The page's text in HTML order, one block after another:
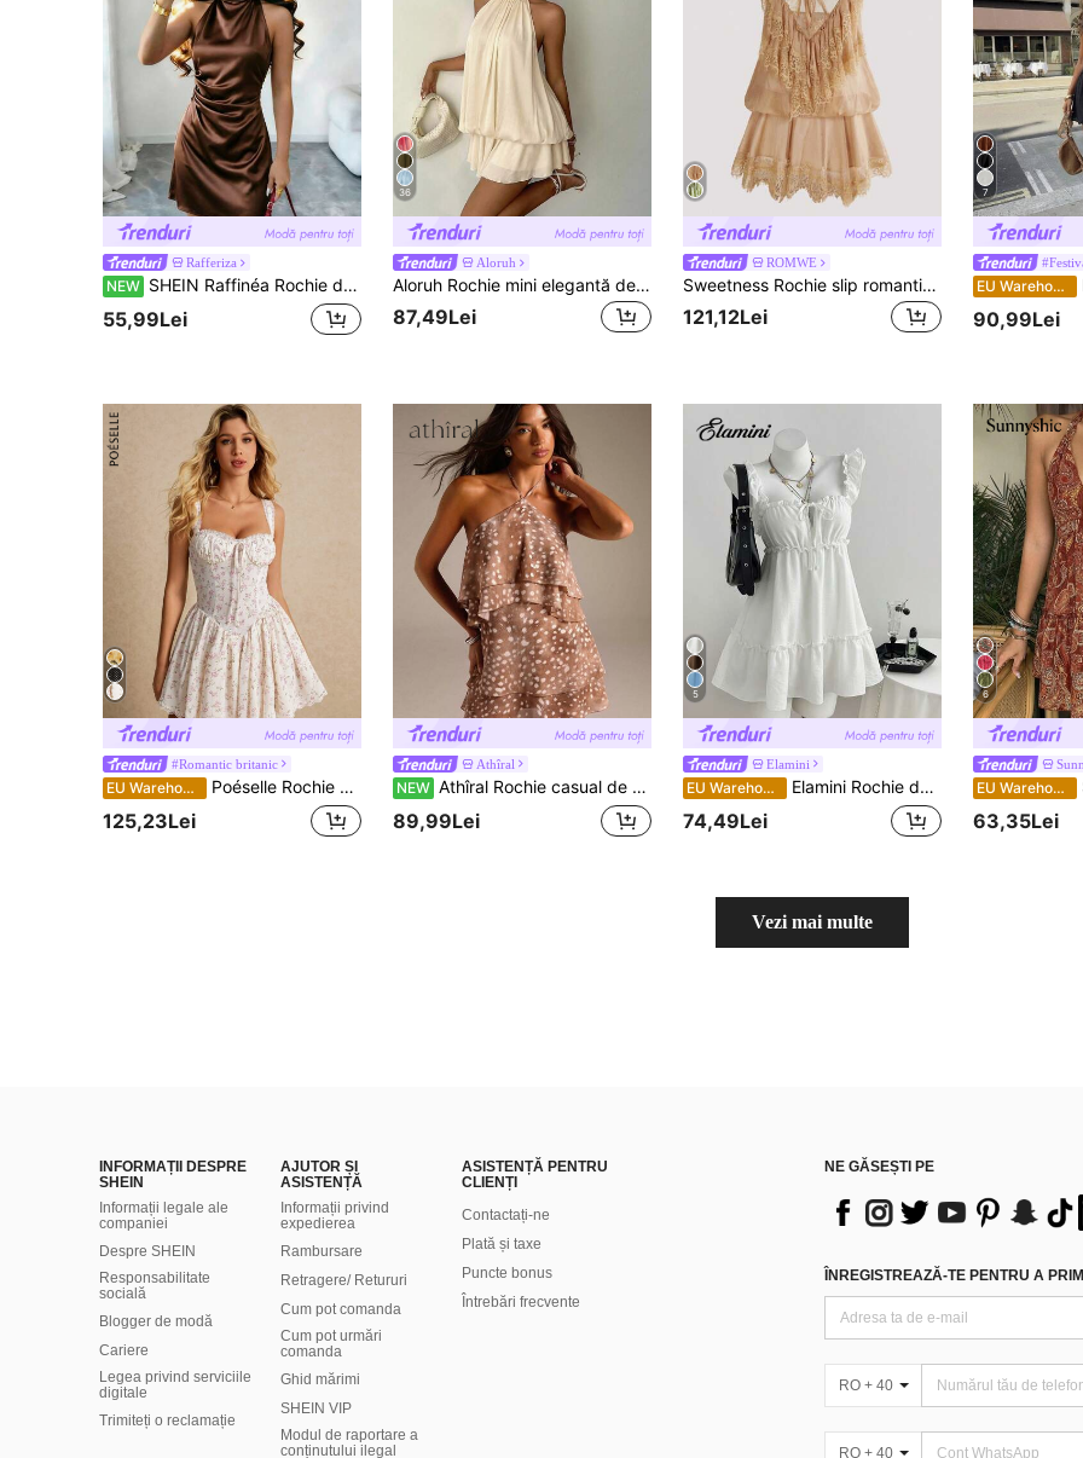
Rafferiza
NEW SHEIN Raffinéa Rochie de damă elegantă și sexy din satin maro, pentru primăvară, vară și toamnă, culoare uni, croială mulată, cu bretele halter, spate descoperit, talie strânsă, model A-line, pentru petreceri, banchete, întâlniri și navetă, stil casual elegant, glamor și minimalist, design cu efect drapat și croială slim fit
55,99Lei
36
Aloruh
Aloruh Rochie mini elegantă de damă, galben deschis, cu decolteu halter
87,49Lei
ROMWE
Sweetness Rochie slip romantică din dantelă transparentă pentru femei, potrivită pentru vacanță
121,12Lei
7
EU Warehouse
90,99Lei
#Romantic britanic
EU Warehouse Poéselle Rochie de damă stil milkmaid albă și roz cu imprimeu floral, rochie scurtă de vară cottagecore pentru picnic, cu bretele cami, inserții de dantelă și volane bufante, rochie elegantă pentru petrecere și absolvire
125,23Lei
Athîral
NEW Athîral Rochie casual de vacanță pentru femei, cu bretele halter, maro cu polcă, fără mâneci, model A-line multistratificat și fluid, rochie maro, rochie casual drăguță pentru femei, ținută pentru întâlniri și petreceri
89,99Lei
5
Elamini
EU Warehouse Elamini Rochie de vară dulce cu nod și volane, linie A, fără mâneci, pentru femei
74,49Lei
6
EU Warehouse
63,35Lei
Vezi mai multe
INFORMAȚII DESPRE
SHEIN
Informații legale ale
companiei
Despre SHEIN
Responsabilitate
socială
Blogger de modă
Cariere
Legea privind serviciile
digitale
Trimiteți o reclamație
AJUTOR ȘI
ASISTENȚĂ
Informații privind
expedierea
Rambursare
Retragere/ Retururi
Cum pot comanda
Cum pot urmări
comanda
Ghid mărimi
SHEIN VIP
Modul de raportare a
conținutului ilegal
ASISTENȚĂ PENTRU
CLIENȚI
Contactați-ne
Plată și taxe
Puncte bonus
Întrebări frecvente
NE GĂSEȘTI PE
ÎNREGISTREAZĂ-TE PENTRU A
RO + 40
RO + 40